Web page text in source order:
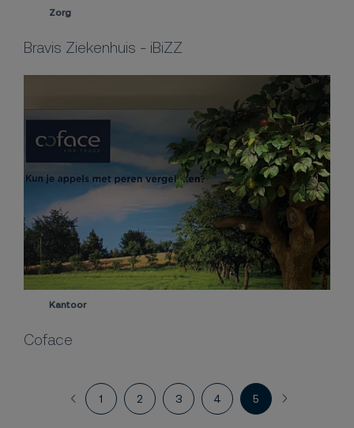
Zorg
Bravis Ziekenhuis - iBiZZ
Kantoor
Coface
1 2 3 4 5